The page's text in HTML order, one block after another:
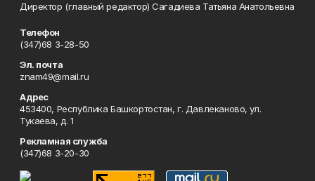
Директор (главный редактор) Сагадиева Татьяна Анатольевна
Телефон
(347)68 3-28-50
Эл. почта
znam49@mail.ru
Адрес
453400, Республика Башкортостан, г. Давлеканово, ул.
Тукаева, д. 1
Рекламная служба
(347)68 3-20-30